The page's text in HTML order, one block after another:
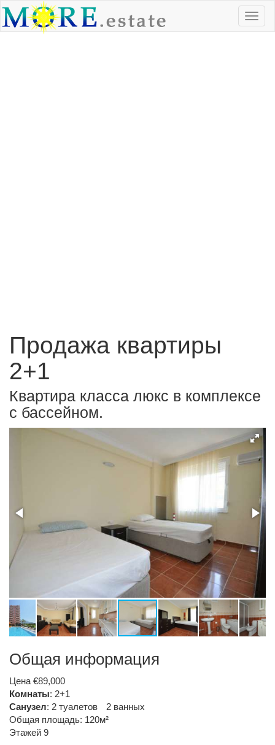
Продажа квартиры
2+1
Квартира класса люкс в комплексе
с бассейном.
Общая информация
Цена €89,000
Комнаты: 2+1
Санузел: 2 туалетов
2 ванных
Общая площадь: 120м²
Этажей 9